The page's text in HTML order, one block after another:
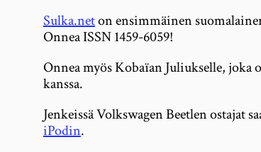
Sulka.neton ensimmäinen
Onnea ISSN 1459-6059!
Onnea myös Kobaïan Juliukselle, joka
kanssa.
Jenkeissä Volkswagen Beetlen ostajat
iPodin.